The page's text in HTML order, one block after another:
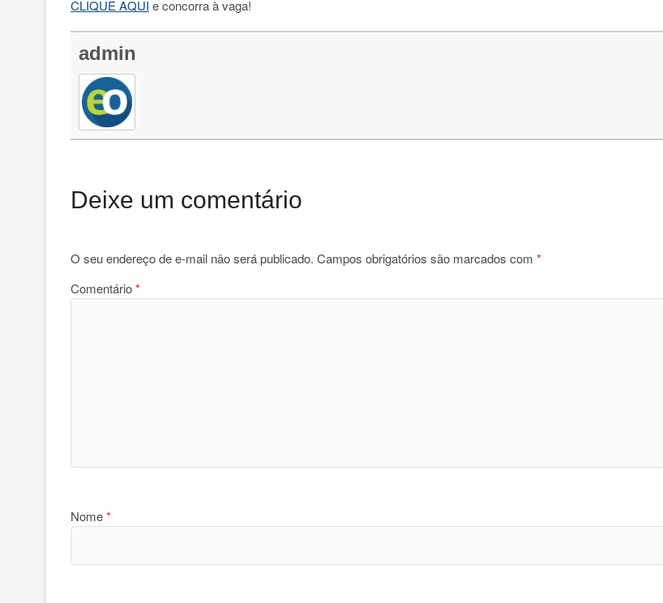
CLIQUE AQUI e concorra à vaga!
admin
Deixe um comentário
O seu endereço de e-mail não será publicado. Campos obrigatórios são marcados com *
Comentário*
Nome*